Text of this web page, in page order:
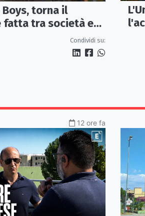
Boys, torna il
fatta tra società e
Condividi su:
12 ore fa